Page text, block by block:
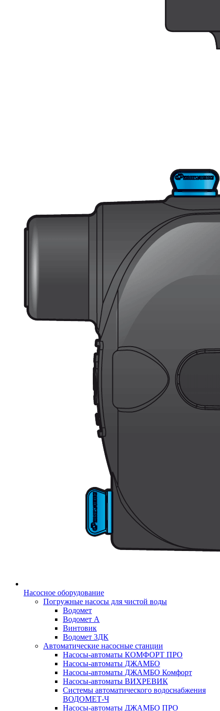
Насосное оборудование
Погружные насосы для чистой воды
Водомет
Водомет А
Винтовик
Водомет 3ДК
Автоматические насосные станции
Насосы-автоматы КОМФОРТ ПРО
Насосы-автоматы ДЖАМБО
Насосы-автоматы ДЖАМБО Комфорт
Насосы-автоматы ВИХРЕВИК
Системы автоматического водоснабжения
ВОДОМЕТ-Ч
Насосы-автоматы ДЖАМБО ПРО